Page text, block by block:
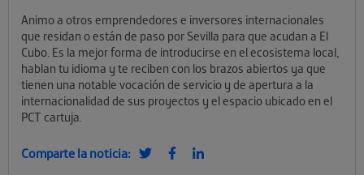
Animo a otros emprendedores e inversores internacionales
que residan o están de paso por Sevilla para que acudan a El
Cubo. Es la mejor forma de introducirse en el ecosistema local,
hablan tu idioma y te reciben con los brazos abiertos ya que
tienen una notable vocación de servicio y de apertura a la
internacionalidad de sus proyectos y el espacio ubicado en el
PCT cartuja.
Comparte la noticia: